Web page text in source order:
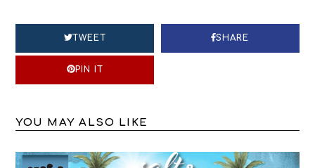
TWEET SHARE
PIN IT
YOU MAY ALSO LIKE